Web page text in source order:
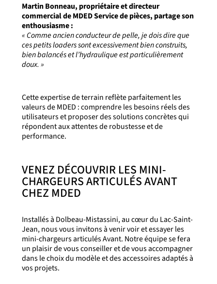
Martin Bonneau, propriétaire et directeur
commercial de MDED Service de pièces, partage son
enthousiasme :
« Comme ancien conducteur de pelle, je dois dire que
ces petits loaders sont excessivement bien construits,
bien balancés et l’hydraulique est particulièrement
doux. »
Cette expertise de terrain reflète parfaitement les
valeurs de MDED : comprendre les besoins réels des
utilisateurs et proposer des solutions concrètes qui
répondent aux attentes de robustesse et de
performance.
VENEZ DÉCOUVRIR LES MINI-
CHARGEURS ARTICULÉS AVANT
CHEZ MDED
Installés à Dolbeau-Mistassini, au cœur du Lac-Saint-
Jean, nous vous invitons à venir voir et essayer les
mini-chargeurs articulés Avant. Notre équipe se fera
un plaisir de vous conseiller et de vous accompagner
dans le choix du modèle et des accessoires adaptés à
vos projets.